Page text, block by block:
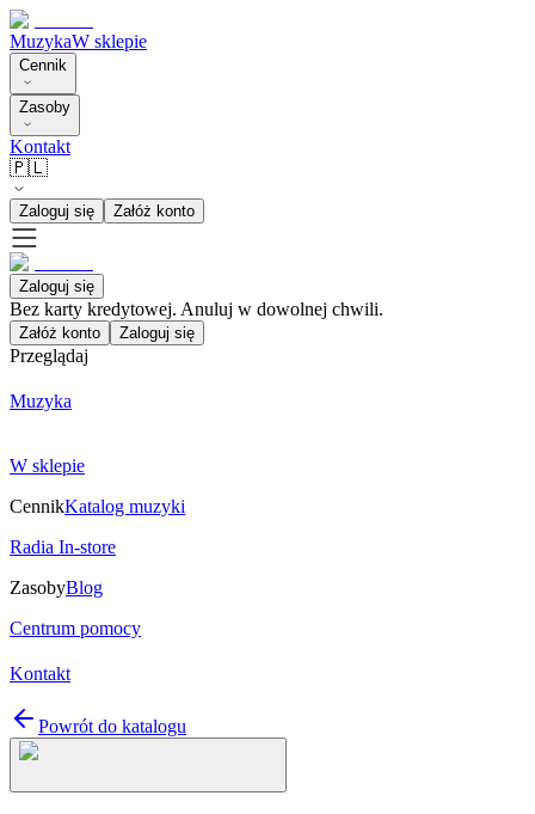
MuzykaW sklepie
Cennik
Zasoby
Kontakt
🇵🇱
Zaloguj się Załóż konto
Zaloguj się
Bez karty kredytowej. Anuluj w dowolnej chwili.
Załóż konto Zaloguj się
Przeglądaj
Muzyka
W sklepie
CennikKatalog muzyki
Radia In-store
ZasobyBlog
Centrum pomocy
Kontakt
Powrót do katalogu